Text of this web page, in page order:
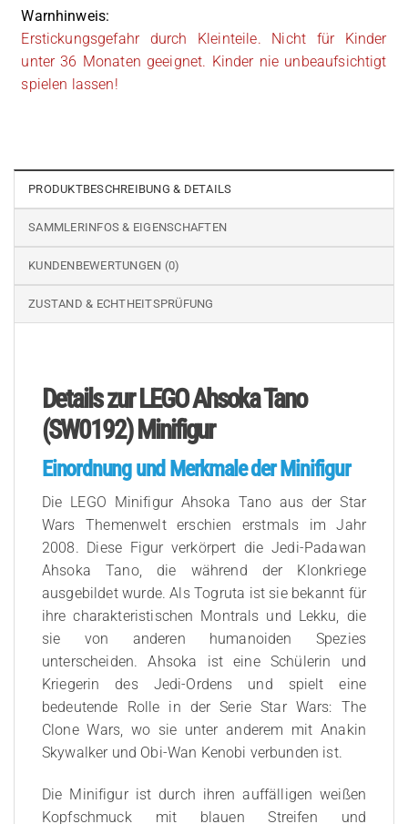
Warnhinweis:
Erstickungsgefahr durch Kleinteile. Nicht für Kinder
unter 36 Monaten geeignet. Kinder nie unbeaufsichtigt
spielen lassen!
PRODUKTBESCHREIBUNG & DETAILS
SAMMLERINFOS & EIGENSCHAFTEN
KUNDENBEWERTUNGEN (0)
ZUSTAND & ECHTHEITSPRÜFUNG
Details zur LEGO Ahsoka Tano
(SW0192) Minifigur
Einordnung und Merkmale der Minifigur
Die LEGO Minifigur Ahsoka Tano aus der Star
Wars Themenwelt erschien erstmals im Jahr
2008. Diese Figur verkörpert die Jedi-Padawan
Ahsoka Tano, die während der Klonkriege
ausgebildet wurde. Als Togruta ist sie bekannt für
ihre charakteristischen Montrals und Lekku, die
sie von anderen humanoiden Spezies
unterscheiden. Ahsoka ist eine Schülerin und
Kriegerin des Jedi-Ordens und spielt eine
bedeutende Rolle in der Serie Star Wars: The
Clone Wars, wo sie unter anderem mit Anakin
Skywalker und Obi-Wan Kenobi verbunden ist.
Die Minifigur ist durch ihren auffälligen weißen
Kopfschmuck mit blauen Streifen und